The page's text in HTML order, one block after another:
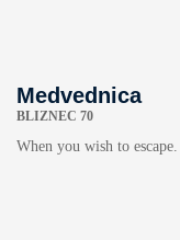
Medvednica
BLIZNEC 70
When you wish to escape.